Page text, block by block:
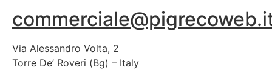
Via Alessandro Volta, 2
Torre De’ Roveri (Bg) – Italy